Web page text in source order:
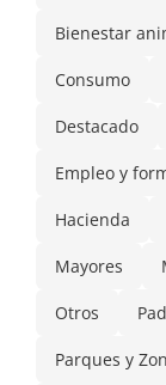
Bienestar
Consumo
Destacado
Empleo y
Hacienda
Mayores
Otros
Parques y